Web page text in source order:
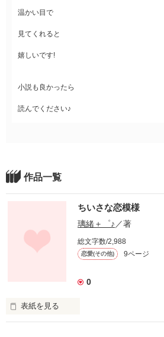
温かい目で
見てくれると
嬉しいです!
小説も良かったら
読んでください♪
作品一覧
ちいさな恋模様
璃緒＋゜♪ ／著
総文字数/2,988
恋愛(その他) 9ページ
0
表紙を見る